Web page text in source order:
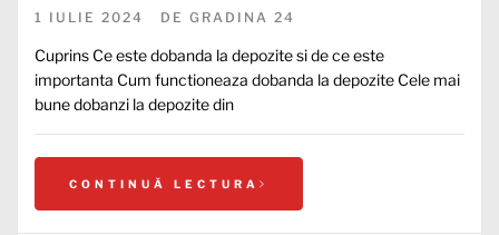
1 IULIE 2024 DE GRADINA 24
Cuprins Ce este dobanda la depozite si de ce este
importanta Cum functioneaza dobanda la depozite Cele mai
bune dobanzi la depozite din
CONTINUĂ LECTURA